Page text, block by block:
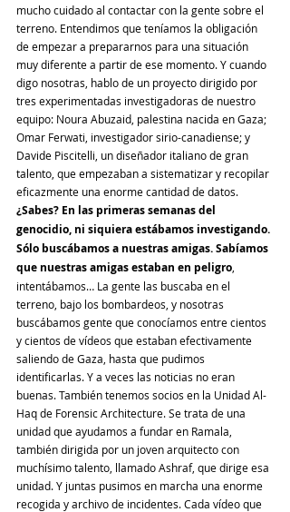
mucho cuidado al contactar con la gente sobre el
terreno. Entendimos que teníamos la obligación
de empezar a prepararnos para una situación
muy diferente a partir de ese momento. Y cuando
digo nosotras, hablo de un proyecto dirigido por
tres experimentadas investigadoras de nuestro
equipo: Noura Abuzaid, palestina nacida en Gaza;
Omar Ferwati, investigador sirio-canadiense; y
Davide Piscitelli, un diseñador italiano de gran
talento, que empezaban a sistematizar y recopilar
eficazmente una enorme cantidad de datos.
¿Sabes? En las primeras semanas del
genocidio, ni siquiera estábamos investigando.
Sólo buscábamos a nuestras amigas. Sabíamos
que nuestras amigas estaban en peligro
intentábamos… La gente las buscaba en el
terreno, bajo los bombardeos, y nosotras
buscábamos gente que conocíamos entre cientos
y cientos de vídeos que estaban efectivamente
saliendo de Gaza, hasta que pudimos
identificarlas. Y a veces las noticias no eran
buenas. También tenemos socios en la Unidad Al-
Haq de Forensic Architecture. Se trata de una
unidad que ayudamos a fundar en Ramala,
también dirigida por un joven arquitecto con
muchísimo talento, llamado Ashraf, que dirige esa
unidad. Y juntas pusimos en marcha una enorme
recogida y archivo de incidentes. Cada vídeo que